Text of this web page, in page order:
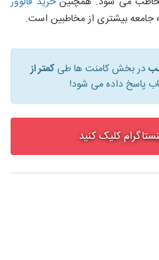
جامعه بیشتری از مخاطبین است.
در بخش کامنت ها طیکمتر از
پاسخ داده می شود!
کلیک کنید